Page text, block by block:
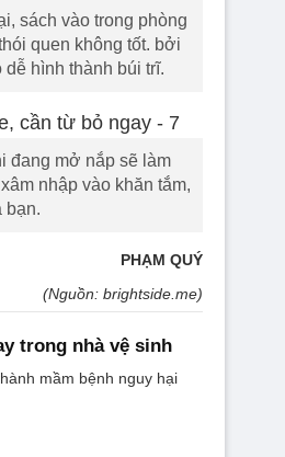
sách vào trong phòng
quen không tốt. bởi
hình thành búi trĩ.
đang mở nắp sẽ làm
nhập vào khăn tắm,
bạn.
PHẠM QUÝ
(Nguồn: brightside.me)
trong nhà vệ sinh
mầm bệnh nguy hại